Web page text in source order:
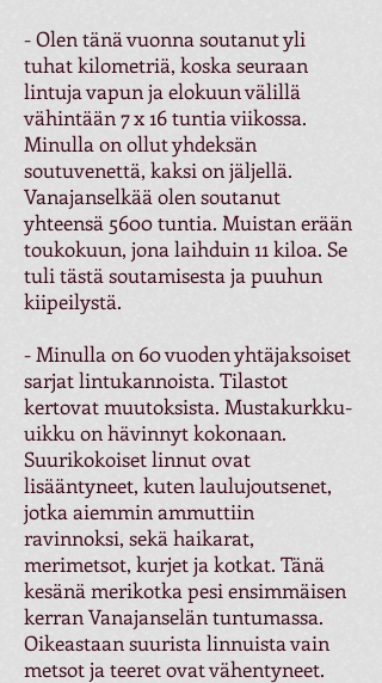
- Olen tänä vuonna soutanut yli
tuhat kilometriä, koska seuraan
lintuja vapun ja elokuun välillä
vähintään 7 x 16 tuntia viikossa.
Minulla on ollut yhdeksän
soutuvenettä, kaksi on jäljellä.
Vanajanselkää olen soutanut
yhteensä 5600 tuntia. Muistan erään
toukokuun, jona laihduin 11 kiloa. Se
tuli tästä soutamisesta ja puuhun
kiipeilystä.
- Minulla on 60 vuoden yhtäjaksoiset
sarjat lintukannoista. Tilastot
kertovat muutoksista. Mustakurkku-
uikku on hävinnyt kokonaan.
Suurikokoiset linnut ovat
lisääntyneet, kuten laulujoutsenet,
jotka aiemmin ammuttiin
ravinnoksi, sekä haikarat,
merimetsot, kurjet ja kotkat. Tänä
kesänä merikotka pesi ensimmäisen
kerran Vanajanselän tuntumassa.
Oikeastaan suurista linnuista vain
metsot ja teeret ovat vähentyneet.